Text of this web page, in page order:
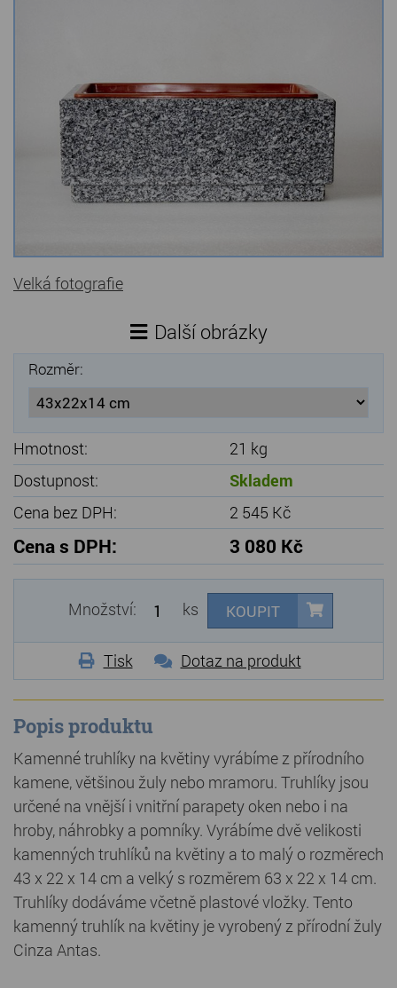
Doplňky do kuchyně
Hřbitovní doplňky
Zvířecí náhrobky a pomníčky
Kamenné stoly, konferenční stolky
Štípané kamenné obklady
Gabiony, gabionový kámen
Údržba a čištění kamene
Velká fotografie
Další obrázky
Rozměr:
Hmotnost:
21 kg
Dostupnost:
Skladem
Cena bez DPH:
2 545 Kč
Cena s DPH: 3 080 Kč
Množství: ks KOUPIT
Tisk Dotaz na produkt
Popis produktu
Kamenné truhlíky na květiny vyrábíme z přírodního
kamene, většinou žuly nebo mramoru. Truhlíky jsou
určené na vnější i vnitřní parapety oken nebo i na
hroby, náhrobky a pomníky. Vyrábíme dvě velikosti
kamenných truhlíků na květiny a to malý o rozměrech
43 x 22 x 14 cm a velký s rozměrem 63 x 22 x 14 cm.
Truhlíky dodáváme včetně plastové vložky. Tento
kamenný truhlík na květiny je vyrobený z přírodní žuly
Cinza Antas.